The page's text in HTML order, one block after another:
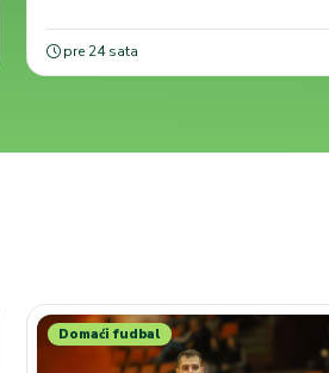
pre 24 sata
Domaći fudbal